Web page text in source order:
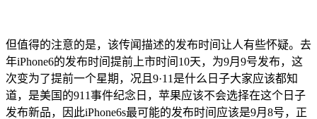
但值得的注意的是，该传闻描述的发布时间让人有些怀疑。去
年iPhone6的发布时间提前上市时间10天，为9月9号发布，这
次变为了提前一个星期，况且9·11是什么日子大家应该都知
道，是美国的911事件纪念日，苹果应该不会选择在这个日子
发布新品，因此iPhone6s最可能的发布时间应该是9月8号，正